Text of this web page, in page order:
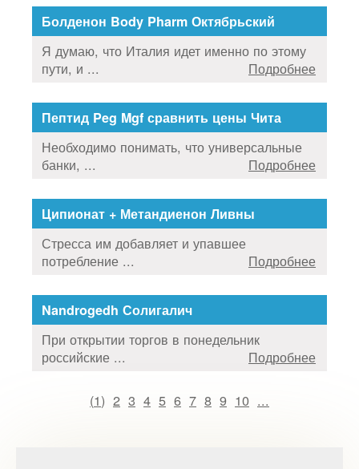
Болденон Body Pharm Октябрьский
Я думаю, что Италия идет именно по этому
пути, и ...
Подробнее
Пептид Peg Mgf сравнить цены Чита
Необходимо понимать, что универсальные
банки, ...
Подробнее
Ципионат + Метандиенон Ливны
Стресса им добавляет и упавшее
потребление ...
Подробнее
Nandrogedh Солигалич
При открытии торгов в понедельник
российские ...
Подробнее
(1) 2 3 4 5 6 7 8 9 10 ...